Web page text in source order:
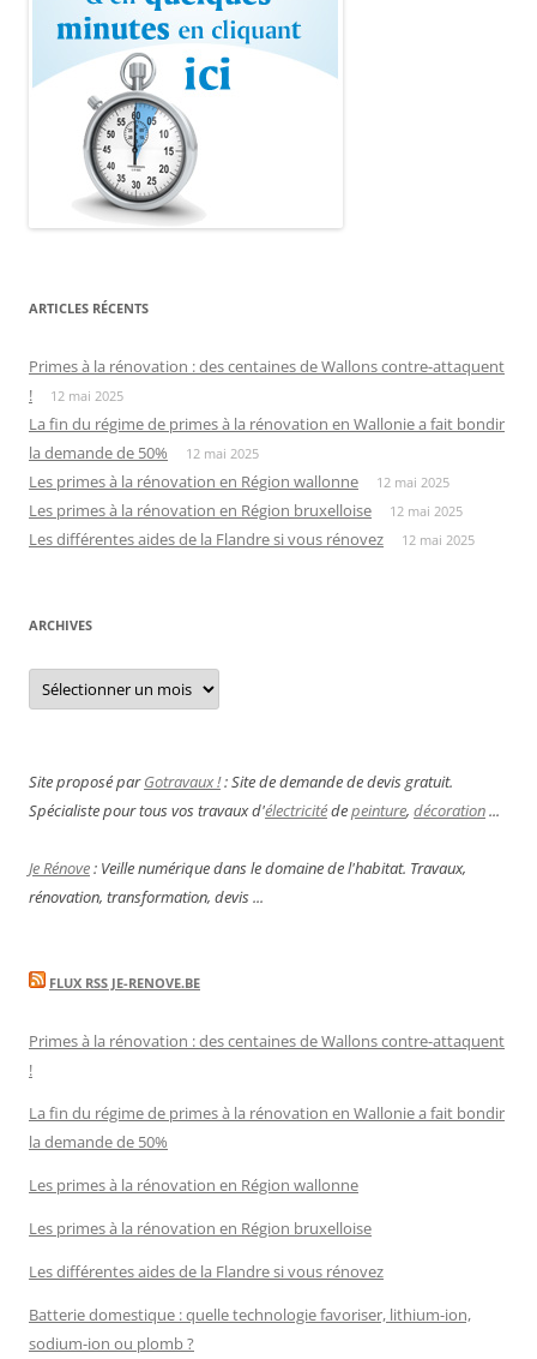
ARTICLES RÉCENTS
Primes à la rénovation : des centaines de Wallons contre-attaquent
!
12 mai 2025
La fin du régime de primes à la rénovation en Wallonie a fait bondir
la demande de 50%
12 mai 2025
Les primes à la rénovation en Région wallonne 12 mai 2025
Les primes à la rénovation en Région bruxelloise 12 mai 2025
Les différentes aides de la Flandre si vous rénovez 12 mai 2025
ARCHIVES
Archives
Site proposé parGotravaux !: Site de demande de devis gratuit.
Spécialiste pour tous vos travaux d'électricitédepeinture, décoration...
Je Rénove: Veille numérique dans le domaine de l'habitat. Travaux,
rénovation, transformation, devis ...
FLUX RSS JE-RENOVE.BE
Primes à la rénovation : des centaines de Wallons contre-attaquent
!
La fin du régime de primes à la rénovation en Wallonie a fait bondir
la demande de 50%
Les primes à la rénovation en Région wallonne
Les primes à la rénovation en Région bruxelloise
Les différentes aides de la Flandre si vous rénovez
Batterie domestique : quelle technologie favoriser, lithium-ion,
sodium-ion ou plomb ?